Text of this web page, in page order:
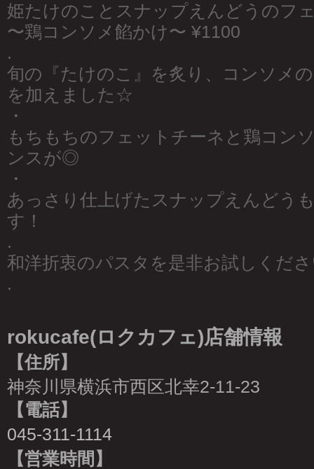
姫たけのことスナップえんどうのフ
〜鶏コンソメ餡かけ〜 ¥1100
.
旬の『たけのこ』を炙り、コンソメ
を加えました☆
・
もちもちのフェットチーネと鶏コン
ンスが◎
・
あっさり仕上げたスナップえんどう
す！
.
和洋折衷のパスタを是非お試しくだ
.
rokucafe(ロクカフェ)店舗情報
【住所】
神奈川県横浜市西区北幸2-11-23
【電話】
045-311-1114
【営業時間】